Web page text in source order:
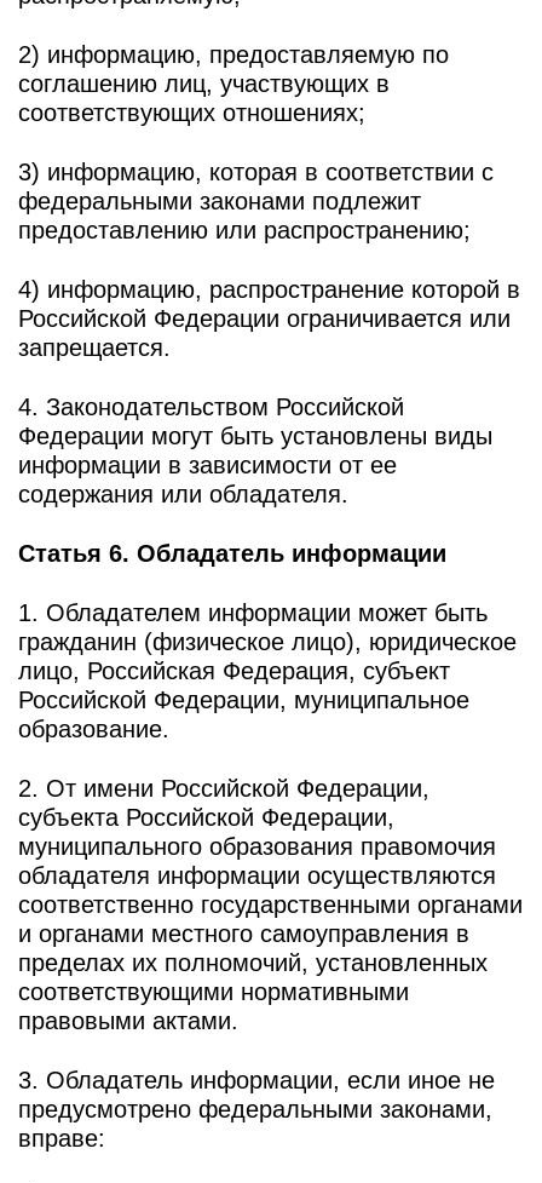
2) информацию, предоставляемую по
соглашению лиц, участвующих в
соответствующих отношениях;
3) информацию, которая в соответствии с
федеральными законами подлежит
предоставлению или распространению;
4) информацию, распространение которой в
Российской Федерации ограничивается или
запрещается.
4. Законодательством Российской
Федерации могут быть установлены виды
информации в зависимости от ее
содержания или обладателя.
Статья 6. Обладатель информации
1. Обладателем информации может быть
гражданин (физическое лицо), юридическое
лицо, Российская Федерация, субъект
Российской Федерации, муниципальное
образование.
2. От имени Российской Федерации,
субъекта Российской Федерации,
муниципального образования правомочия
обладателя информации осуществляются
соответственно государственными органами
и органами местного самоуправления в
пределах их полномочий, установленных
соответствующими нормативными
правовыми актами.
3. Обладатель информации, если иное не
предусмотрено федеральными законами,
вправе: